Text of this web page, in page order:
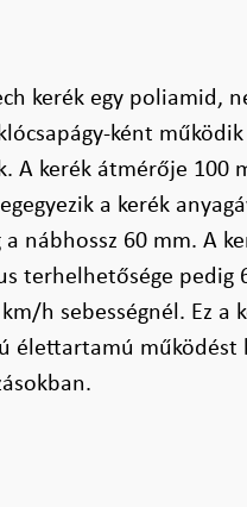
kerék egy poliamid,
ként
A kerék átmérője 100
a kerék
a nábhossz 60 mm. A
terhelhetősége pedig
km/h sebességnél. Ez
élettartamú